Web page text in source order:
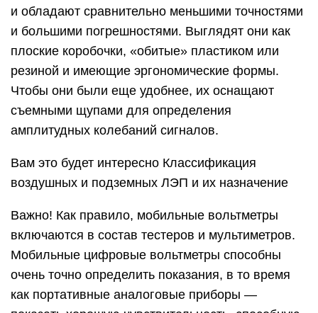
и обладают сравнительно меньшими точностями
и большими погрешностями. Выглядят они как
плоские коробочки, «обитые» пластиком или
резиной и имеющие эргономические формы.
Чтобы они были еще удобнее, их оснащают
съемными щупами для определения
амплитудных колебаний сигналов.
Вам это будет интересно Классификация
воздушных и подземных ЛЭП и их назначение
Важно! Как правило, мобильные вольтметры
включаются в состав тестеров и мультиметров.
Мобильные цифровые вольтметры способны
очень точно определить показания, в то время
как портативные аналоговые приборы —